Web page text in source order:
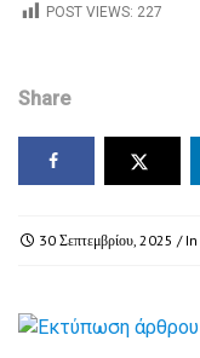
POST VIEWS: 227
Share
30 Σεπτεμβρίου, 2025 / In